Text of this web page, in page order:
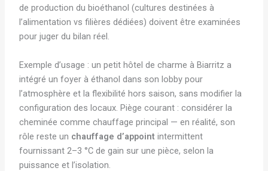
de production du bioéthanol (cultures destinées à
l’alimentation vs filières dédiées) doivent être examinées
pour juger du bilan réel.
Exemple d’usage : un petit hôtel de charme à Biarritz a
intégré un foyer à éthanol dans son lobby pour
l’atmosphère et la flexibilité hors saison, sans modifier la
configuration des locaux. Piège courant : considérer la
cheminée comme chauffage principal — en réalité, son
rôle reste un chauffage d’appointintermittent
fournissant 2–3 °C de gain sur une pièce, selon la
puissance et l’isolation.